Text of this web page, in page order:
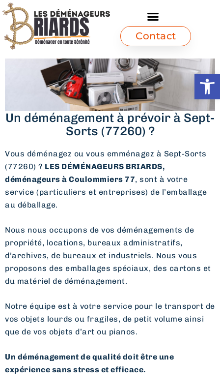
Ouvrir
Contact
Un déménagement à prévoir à Sept-
Sorts (77260) ?
Vous déménagez ou vous emménagez à Sept-Sorts
(77260) ? LES DÉMÉNAGEURS BRIARDS,
déménageurs à Coulommiers 77, sont à votre
service (particuliers et entreprises) de l’emballage
au déballage.
Nous nous occupons de vos déménagements de
propriété, locations, bureaux administratifs,
d’archives, de bureaux et industriels. Nous vous
proposons des emballages spéciaux, des cartons et
du matériel de déménagement.
Notre équipe est à votre service pour le transport de
vos objets lourds ou fragiles, de petit volume ainsi
que de vos objets d’art ou pianos.
Un déménagement de qualité doit être une
expérience sans stress et efficace.